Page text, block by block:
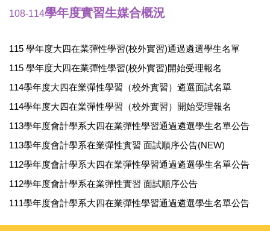
108-114學年度實習生媒合概況
115 學年度大四在業彈性學習(校外實習)通過遴選學生名單
115 學年度大四在業彈性學習(校外實習)開始受理報名
114學年度大四在業彈性學習（校外實習）遴選面試名單
114學年度大四在業彈性學習（校外實習）開始受理報名
113學年度會計學系大四在業彈性學習通過遴選學生名單公告
113學年度會計學系在業彈性實習 面試順序公告(NEW)
112學年度會計學系大四在業彈性學習通過遴選學生名單公告
112學年度會計學系在業彈性實習 面試順序公告
111學年度會計學系大四在業彈性學習通過遴選學生名單公告